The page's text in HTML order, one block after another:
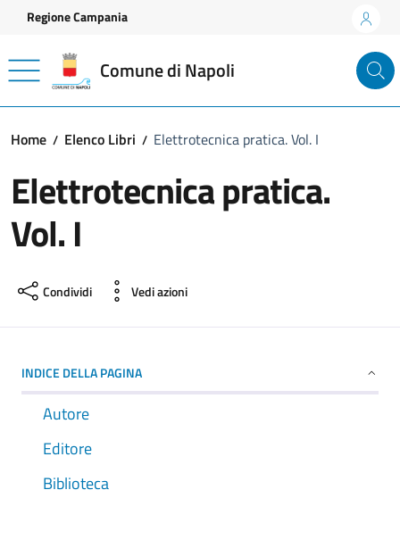
Vai ai contenuti
Vai al footer
Regione Campania
Comune di Napoli
Home Elenco Libri Elettrotecnica pratica. Vol. I
Elettrotecnica pratica.
Vol. I
Condividi Vedi azioni
INDICE DELLA PAGINA
Autore
Editore
Biblioteca